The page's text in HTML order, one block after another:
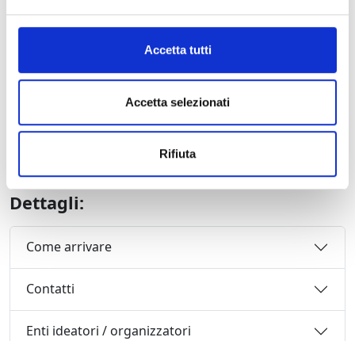
Accetta tutti
Accetta selezionati
Rifiuta
Mercoledì 11 agosto
CONCERTO DI GALA – Renée Fleming
28 luglio 2010 ore 21,15
Renée Fleming, soprano
Alberto Veronesi, direttore
Orchestra del Festival Puccini
con la partecipazione del giovane compositore e
Dettagli:
Come arrivare
Contatti
Enti ideatori / organizzatori